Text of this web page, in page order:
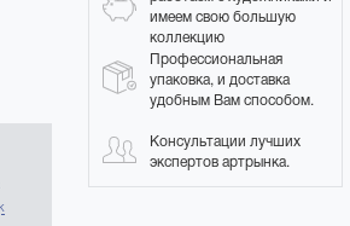
имеем свою большую
коллекцию
Профессиональная
упаковка, и доставка
удобным Вам способом.
Консультации лучших
экспертов артрынка.